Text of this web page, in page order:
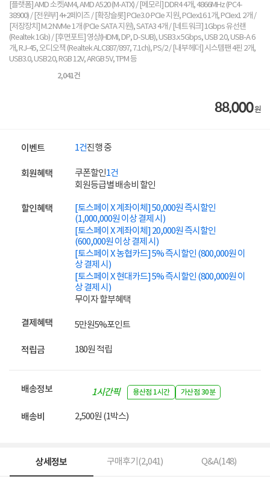
[플랫폼] AMD 소켓AM4, AMD A520 (M-ATX) / [메모리] DDR4 4개, 4866MHz (PC4-
38900) / [전원부] 4+2페이즈 / [확장슬롯] PCIe3.0·PCIe 지원, PCIex16 1개, PCIex1 2개 /
[저장장치] M.2 NVMe 1개 (PCIe·SATA 지원), SATA3 4개 / [네트워크] 1Gbps 유선랜
(Realtek 1Gb) / [후면포트] 영상(HDMI, DP, D-SUB), USB3.x 5Gbps, USB 2.0, USB-A 6
개, RJ-45, 오디오잭 (Realtek ALC887/897, 7.1ch), PS/2 / [내부헤더] 시스템팬 4핀 2개,
USB3.0, USB2.0, RGB 12V, ARGB 5V, TPM 등
2,041건
88,000원
이벤트 1건진행 중
회원혜택 쿠폰할인1건
회원등급별 배송비 할인
할인혜택
[토스페이 X 계좌이체] 50,000원 즉시할인
(1,000,000원 이상 결제 시)
[토스페이 X 계좌이체] 20,000원 즉시할인
(600,000원 이상 결제 시)
[토스페이 X 농협카드] 5% 즉시할인 (800,000원 이
상 결제 시)
[토스페이 X 현대카드] 5% 즉시할인 (800,000원 이
상 결제 시)
무이자 할부혜택
결제혜택 5만원5%포인트
적립금 180원 적립
배송정보
1시간픽
용산점 1시간 가산점 30분
배송비 2,500원 (1박스)
상세정보 구매후기(2,041) Q&A(148)